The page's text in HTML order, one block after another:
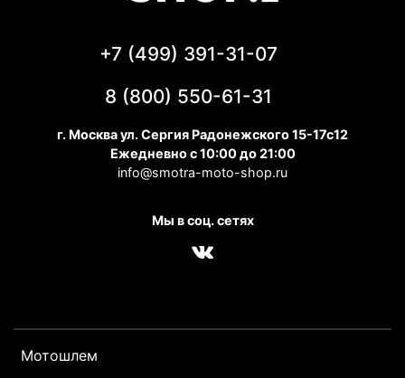
Мотошлем
+7 (499) 391-31-07
8 (800) 550-61-31
г. Москва ул. Сергия Радонежского 15-17с12
Ежедневно с 10:00 до 21:00
info@smotra-moto-shop.ru
Мы в соц. сетях